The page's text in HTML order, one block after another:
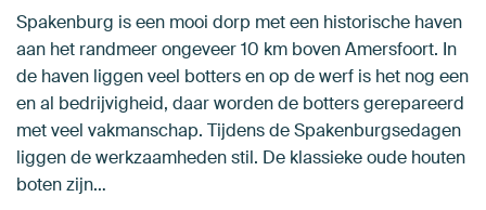
Spakenburg is een mooi dorp met een historische haven
aan het randmeer ongeveer 10 km boven Amersfoort. In
de haven liggen veel botters en op de werf is het nog een
en al bedrijvigheid, daar worden de botters gerepareerd
met veel vakmanschap. Tijdens de Spakenburgsedagen
liggen de werkzaamheden stil. De klassieke oude houten
boten zijn…